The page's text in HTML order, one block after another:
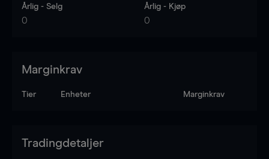
Årlig - Selg
0
Årlig - Kjøp
0
Marginkrav
Tier Enheter Marginkrav
Tradingdetaljer